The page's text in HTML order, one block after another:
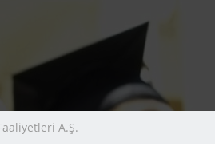
A.Ş.